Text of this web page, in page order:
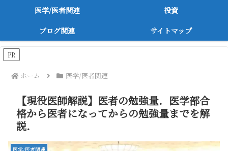
医学/医者関連
投資
ブログ関連
サイトマップ
PR
ホーム 医学/医者関連
【現役医師解説】医者の勉強量．医学部合
格から医者になってからの勉強量までを解
説．
医学/医者関連